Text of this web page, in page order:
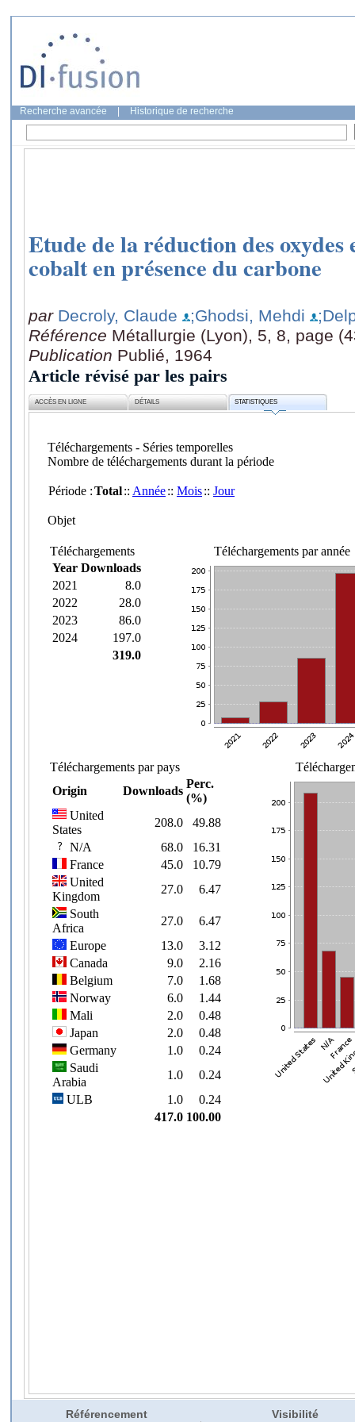
Recherche avancée Historique de recherche
Etude de la réduction des oxydes
cobalt en présence du carbone
par Decroly, Claude ;Ghodsi, Mehdi
Référence Métallurgie (Lyon), 5, 8, page
Publication Publié, 1964
Article révisé par les pairs
ACCÈS EN LIGNE DÉTAILS STATISTIQUES
Référencement Visibilité